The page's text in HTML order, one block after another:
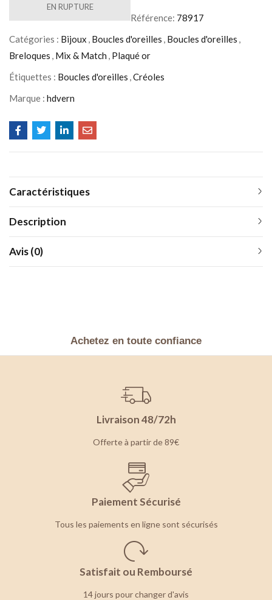
EN RUPTURE
Référence: 78917
Catégories : Bijoux , Boucles d'oreilles , Boucles d'oreilles ,
Breloques , Mix & Match , Plaqué or
Étiquettes : Boucles d'oreilles ,Créoles
Marque : hdvern
Caractéristiques
Description
Avis (0)
Achetez en toute confiance
Livraison 48/72h
Offerte à partir de 89€
Paiement Sécurisé
Tous les paiements en ligne sont sécurisés
Satisfait ou Remboursé
14 jours pour changer d'avis